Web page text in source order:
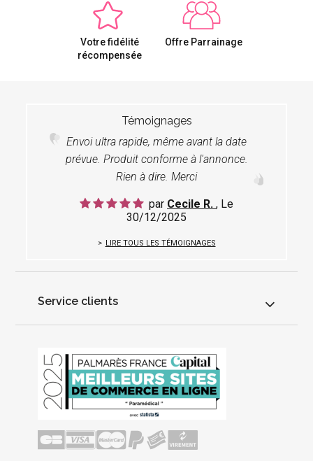
Votre fidélité
récompensée
Offre Parrainage
Témoignages
Envoi ultra rapide, même avant la date
prévue. Produit conforme à l'annonce.
Rien à dire. Merci
par Cecile R. , Le
30/12/2025
LIRE TOUS LES TÉMOIGNAGES
Service clients